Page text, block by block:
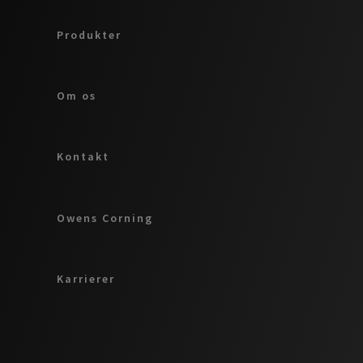
Produkter
Om os
Kontakt
Owens Corning
Karrierer